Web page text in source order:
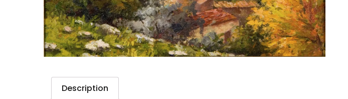
Description